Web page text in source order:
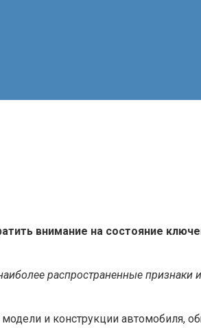
внимание на состояние
распространенные признаки
модели и конструкции автомобиля,